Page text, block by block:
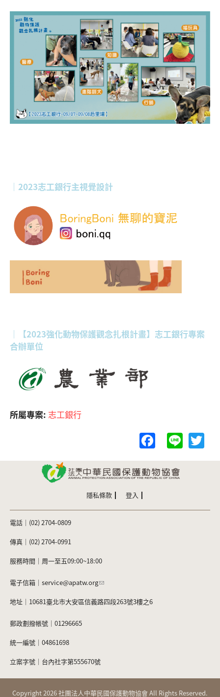
｜2023志工銀行主視覺設計
｜【2023強化動物保護觀念扎根計畫】志工銀行專案
合辦單位
所屬專案: 志工銀行
F
a
c
e
o
Li
n
隱私條款 登入
電話｜(02) 2704-0809
傳真｜(02) 2704-0991
服務時間｜周一至五09:00~18:00
電子信箱｜ service@apatw.org
地址｜10681臺北市大安區信義路四段263號3樓之6
郵政劃撥帳號｜01296665
統一編號｜04861698
立案字號｜台內社字第555670號
Copyright 2026 社團法人中華民國保護動物協會 All Rights Reserved.